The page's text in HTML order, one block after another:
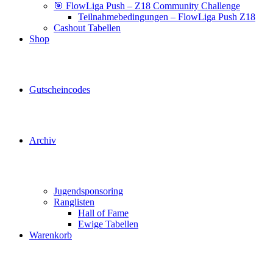
🎯 FlowLiga Push – Z18 Community Challenge
Teilnahmebedingungen – FlowLiga Push Z18
Cashout Tabellen
Shop
Gutscheincodes
Archiv
Jugendsponsoring
Ranglisten
Hall of Fame
Ewige Tabellen
Warenkorb